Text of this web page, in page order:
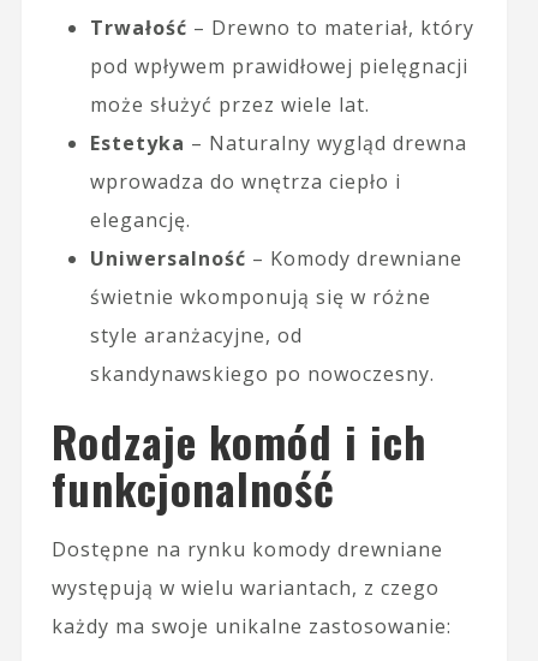
Trwałość – Drewno to materiał, który
pod wpływem prawidłowej pielęgnacji
może służyć przez wiele lat.
Estetyka – Naturalny wygląd drewna
wprowadza do wnętrza ciepło i
elegancję.
Uniwersalność – Komody drewniane
świetnie wkomponują się w różne
style aranżacyjne, od
skandynawskiego po nowoczesny.
Rodzaje komód i ich
funkcjonalność
Dostępne na rynku komody drewniane
występują w wielu wariantach, z czego
każdy ma swoje unikalne zastosowanie: